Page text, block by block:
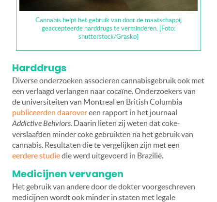
Cannabis helpt het gebruik van door de maatschappij
geaccepteerde harddrugs te verminderen. [Foto:
shutterstock/Grasko]
Harddrugs
Diverse onderzoeken associeren cannabisgebruik ook met
een verlaagd verlangen naar cocaïne. Onderzoekers van
de universiteiten van Montreal en British Columbia
publiceerden daarovereen rapport in het journaal
Addictive Behviors. Daarin lieten zij weten dat coke-
verslaafden minder coke gebruikten na het gebruik van
cannabis. Resultaten die te vergelijken zijn met een
eerdere studiedie werd uitgevoerd in Brazilië.
Medicijnen vervangen
Het gebruik van andere door de dokter voorgeschreven
medicijnen wordt ook minder in staten met legale